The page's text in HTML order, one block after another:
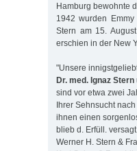
Hamburg bewohnte
1942 wurden
Stern am 15.
erschien in der New
"Unsere
Dr. med. Ignaz Stern
sind vor etwa zwei
Ihrer Sehnsucht
ihnen einen
blieb d. Erfüll. versagt.
Werner H. Stern &